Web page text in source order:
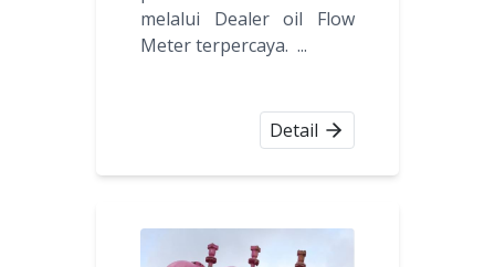
melalui Dealer oil Flow
Meter terpercaya. ...
Detail